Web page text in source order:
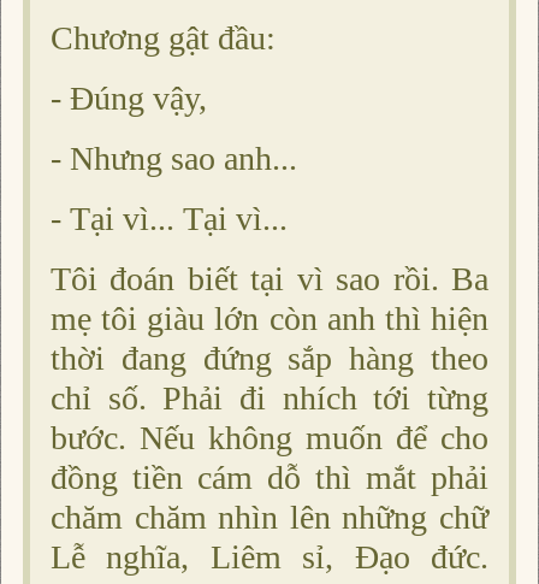
Chương gật đầu:
- Ðúng vậy,
- Nhưng sao anh...
- Tại vì... Tại vì...
Tôi đoán biết tại vì sao rồi. Ba
mẹ tôi giàu lớn còn anh thì hiện
thời đang đứng sắp hàng theo
chỉ số. Phải đi nhích tới từng
bước. Nếu không muốn để cho
đồng tiền cám dỗ thì mắt phải
chăm chăm nhìn lên những chữ
Lễ nghĩa, Liêm sỉ, Ðạo đức.